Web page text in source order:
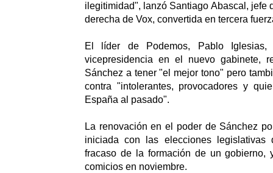
ilegitimidad", lanzó Santiago Abascal, jefe
derecha de Vox, convertida en tercera
El líder de Podemos, Pablo Iglesias,
vicepresidencia en el nuevo gabinete,
Sánchez a tener "el mejor tono" pero
contra "intolerantes, provocadores y
España al pasado".
La renovación en el poder de Sánchez
iniciada con las elecciones legislativas
fracaso de la formación de un gobierno,
comicios en noviembre.